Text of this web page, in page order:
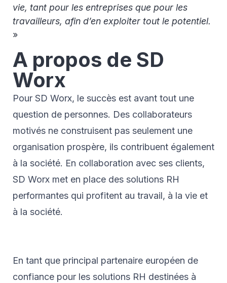
vie, tant pour les entreprises que pour les
travailleurs, afin d’en exploiter tout le potentiel.
»
A propos de SD
Worx
Pour SD Worx, le succès est avant tout une
question de personnes. Des collaborateurs
motivés ne construisent pas seulement une
organisation prospère, ils contribuent également
à la société. En collaboration avec ses clients,
SD Worx met en place des solutions RH
performantes qui profitent au travail, à la vie et
à la société.
En tant que principal partenaire européen de
confiance pour les solutions RH destinées à